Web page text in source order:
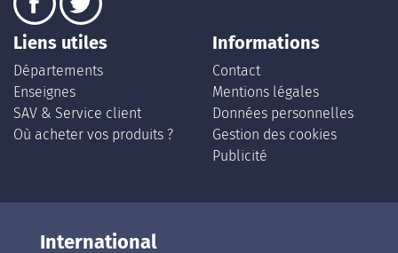
Liens utiles
Départements
Enseignes
SAV & Service client
Où acheter vos produits ?
Informations
Contact
Mentions légales
Données personnelles
Gestion des cookies
Publicité
International